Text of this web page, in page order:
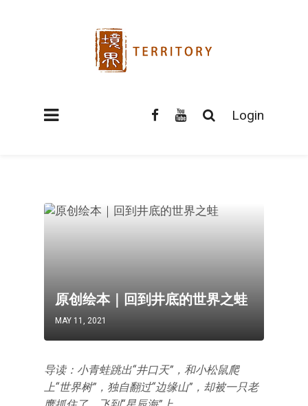
Login
原创绘本｜回到井底的世界之蛙
MAY 11, 2021
导读：小青蛙跳出“井口天”，和小松鼠爬
上“世界树”，独自翻过“边缘山”，却被一只老